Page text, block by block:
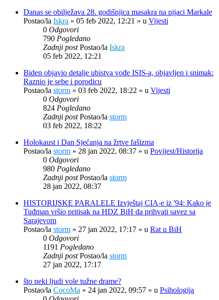
Danas se obilježava 28. godišnjica masakra na pijaci Markale
Postao/la Iskra » 05 feb 2022, 12:21 » u Vijesti
0 Odgovori
790 Pogledano
Zadnji postPostao/la Iskra
05 feb 2022, 12:21
Biden objavio detalje ubistva vođe ISIS-a, objavljen i snimak:
Raznio je sebe i porodicu
Postao/la storm » 03 feb 2022, 18:22 » u Vijesti
0 Odgovori
824 Pogledano
Zadnji postPostao/la storm
03 feb 2022, 18:22
Holokaust i Dan Sjećanja na žrtve fašizma
Postao/la storm » 28 jan 2022, 08:37 » u Povijest/Historija
0 Odgovori
980 Pogledano
Zadnji postPostao/la storm
28 jan 2022, 08:37
HISTORIJSKE PARALELE Izvještaj CIA-e iz '94: Kako je
Tuđman vršio pritisak na HDZ BiH da prihvati savez sa
Sarajevom
Postao/la storm » 27 jan 2022, 17:17 » u Rat u BiH
0 Odgovori
1191 Pogledano
Zadnji postPostao/la storm
27 jan 2022, 17:17
što neki ljudi vole tužne drame?
Postao/la CocoMa » 24 jan 2022, 09:57 » u Psihologija